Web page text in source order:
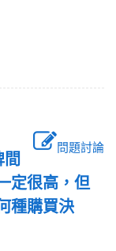
問題討論
定很高，但
種購買決